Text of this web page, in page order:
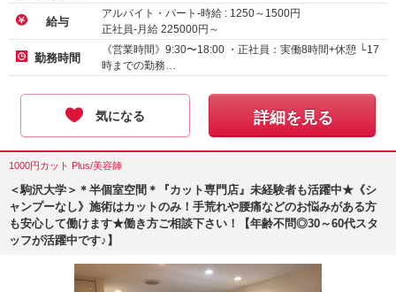
給与
アルバイト・パート-時給 : 1250～ 1500円
正社員-月給 225000円～
勤務時間
《営業時間》9:30〜18:00 ・正社員：実働8時間+休憩 └17
時までの勤務…
気になる 詳細を見る
1000円カット Plus/美容師
＜駒沢大学＞＊半個室空間＊『カット専門店』未経験者も活躍中★《シ
ャンプーなし》施術はカットのみ！手荒れや腰痛などのお悩みがある方
も安心して働けます★働き方ご相談下さい！【年齢不問◎30～60代スタ
ッフが活躍中です♪】